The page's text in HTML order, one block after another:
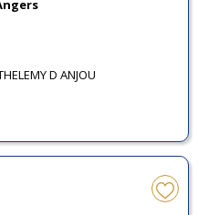
D ANJOU